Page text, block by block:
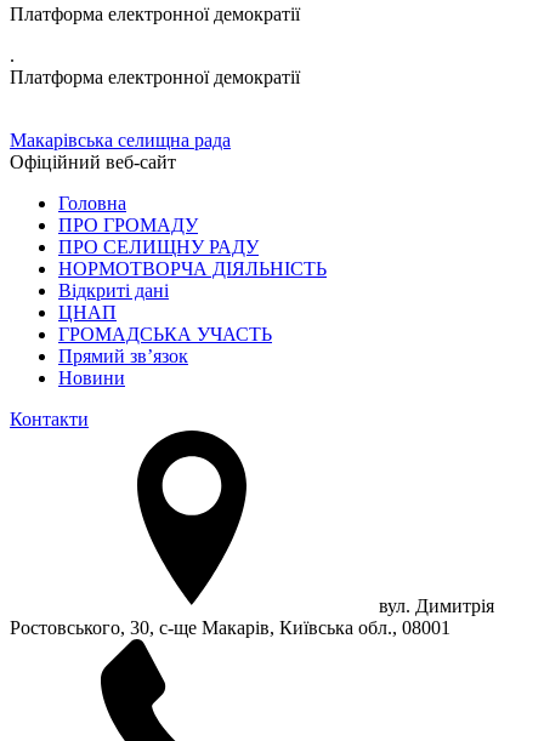
Платформа електронної демократії
.
Платформа електронної демократії
Макарівська селищна рада
Офіційний веб-сайт
Головна
ПРО ГРОМАДУ
ПРО СЕЛИЩНУ РАДУ
НОРМОТВОРЧА ДІЯЛЬНІСТЬ
Відкриті дані
ЦНАП
ГРОМАДСЬКА УЧАСТЬ
Прямий зв’язок
Новини
Контакти
вул. Димитрія
Ростовського, 30, с-ще Макарів, Київська обл., 08001